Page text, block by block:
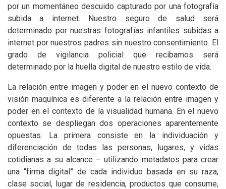
por un momentáneo descuido capturado por una fotografía
subida a internet. Nuestro seguro de salud será
determinado por nuestras fotografías infantiles subidas a
internet por nuestros padres sin nuestro consentimiento. El
grado de vigilancia policial que recibamos será
determinado por la huella digital de nuestro estilo de vida.
La relación entre imagen y poder en el nuevo contexto de
visión maquínica es diferente a la relación entre imagen y
poder en el contexto de la visualidad humana. En el nuevo
contexto se despliegan dos operaciones aparentemente
opuestas. La primera consiste en la individuación y
diferenciación de todas las personas, lugares, y vidas
cotidianas a su alcance – utilizando metadatos para crear
una “firma digital” de cada individuo basada en su raza,
clase social, lugar de residencia, productos que consume,